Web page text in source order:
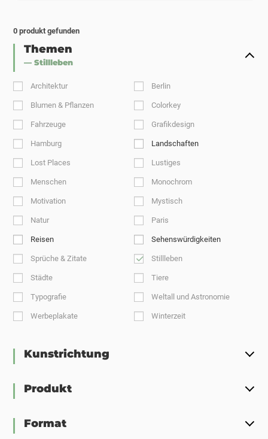
0 produkt gefunden
Themen
— Stillleben
Architektur Berlin
Blumen & Pflanzen Colorkey
Fahrzeuge Grafikdesign
Hamburg Landschaften
Lost Places Lustiges
Menschen Monochrom
Motivation Mystisch
Natur Paris
Reisen Sehenswürdigkeiten
Sprüche & Zitate Stillleben
Städte Tiere
Typografie Weltall und Astronomie
Werbeplakate Winterzeit
Kunstrichtung
Produkt
Format